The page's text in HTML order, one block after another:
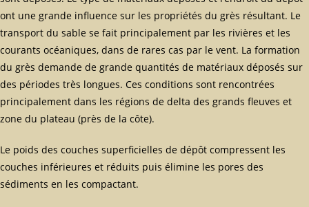
ont une grande influence sur les propriétés du grès résultant. Le
transport du sable se fait principalement par les rivières et les
courants océaniques, dans de rares cas par le vent. La formation
du grès demande de grande quantités de matériaux déposés sur
des périodes très longues. Ces conditions sont rencontrées
principalement dans les régions de delta des grands fleuves et
zone du plateau (près de la côte).
Le poids des couches superficielles de dépôt compressent les
couches inférieures et réduits puis élimine les pores des
sédiments en les compactant.